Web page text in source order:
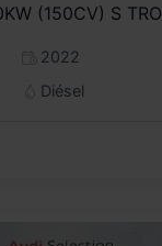
2022
Diésel